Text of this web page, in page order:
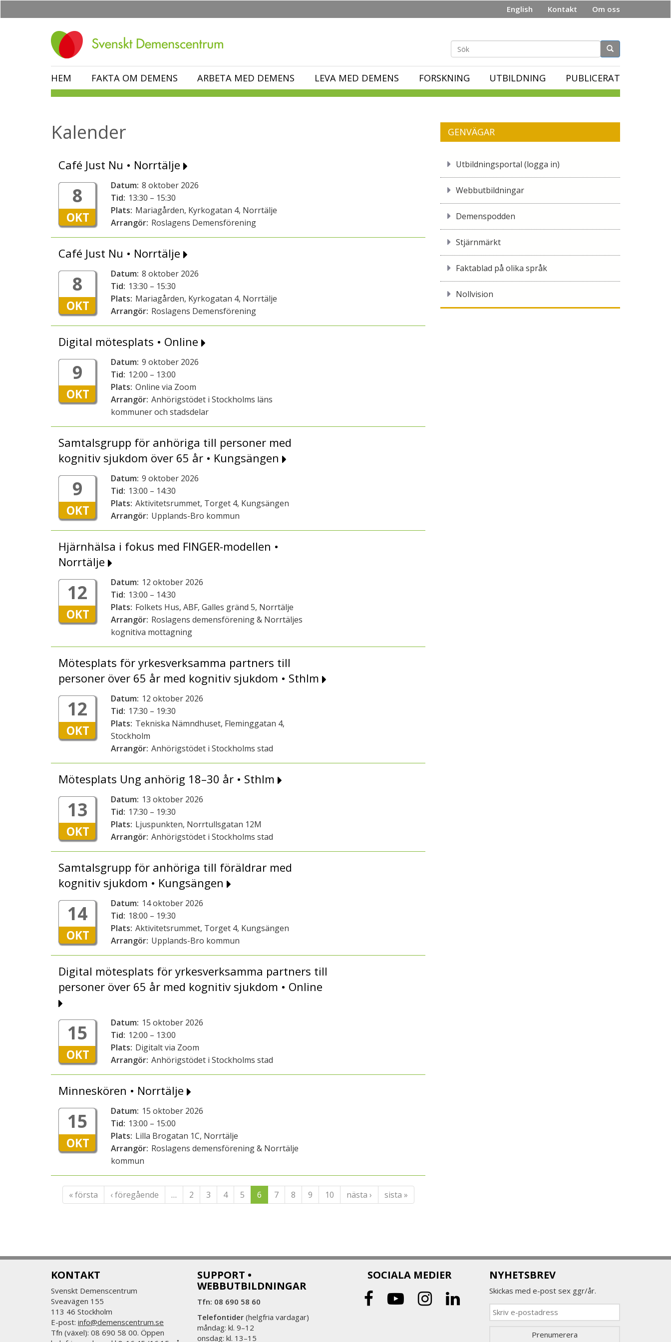
English Kontakt Om oss
Sökformulär
HEM FAKTA OM DEMENS ARBETA MED DEMENS LEVA MED DEMENS FORSKNING UTBILDNING PUBLICERAT
Kalender
Café Just Nu • Norrtälje
8
OKT
Datum: 8 oktober 2026
Tid: 13:30 – 15:30
Plats: Mariagården, Kyrkogatan 4, Norrtälje
Arrangör: Roslagens Demensförening
Café Just Nu • Norrtälje
8
OKT
Datum: 8 oktober 2026
Tid: 13:30 – 15:30
Plats: Mariagården, Kyrkogatan 4, Norrtälje
Arrangör: Roslagens Demensförening
Digital mötesplats • Online
9
OKT
Datum: 9 oktober 2026
Tid: 12:00 – 13:00
Plats: Online via Zoom
Arrangör: Anhörigstödet i Stockholms läns
kommuner och stadsdelar
Samtalsgrupp för anhöriga till personer med
kognitiv sjukdom över 65 år • Kungsängen
9
OKT
Datum: 9 oktober 2026
Tid: 13:00 – 14:30
Plats: Aktivitetsrummet, Torget 4, Kungsängen
Arrangör: Upplands-Bro kommun
Hjärnhälsa i fokus med FINGER-modellen •
Norrtälje
12
OKT
Datum: 12 oktober 2026
Tid: 13:00 – 14:30
Plats: Folkets Hus, ABF, Galles gränd 5, Norrtälje
Arrangör: Roslagens demensförening & Norrtäljes
kognitiva mottagning
Mötesplats för yrkesverksamma partners till
personer över 65 år med kognitiv sjukdom • Sthlm
12
OKT
Datum: 12 oktober 2026
Tid: 17:30 – 19:30
Plats: Tekniska Nämndhuset, Fleminggatan 4,
Stockholm
Arrangör: Anhörigstödet i Stockholms stad
Mötesplats Ung anhörig 18–30 år • Sthlm
13
OKT
Datum: 13 oktober 2026
Tid: 17:30 – 19:30
Plats: Ljuspunkten, Norrtullsgatan 12M
Arrangör: Anhörigstödet i Stockholms stad
Samtalsgrupp för anhöriga till föräldrar med
kognitiv sjukdom • Kungsängen
14
OKT
Datum: 14 oktober 2026
Tid: 18:00 – 19:30
Plats: Aktivitetsrummet, Torget 4, Kungsängen
Arrangör: Upplands-Bro kommun
Digital mötesplats för yrkesverksamma partners till
personer över 65 år med kognitiv sjukdom • Online
15
OKT
Datum: 15 oktober 2026
Tid: 12:00 – 13:00
Plats: Digitalt via Zoom
Arrangör: Anhörigstödet i Stockholms stad
Minneskören • Norrtälje
15
OKT
Datum: 15 oktober 2026
Tid: 13:00 – 15:00
Plats: Lilla Brogatan 1C, Norrtälje
Arrangör: Roslagens demensförening & Norrtälje
kommun
« första ‹ föregående … 2 3 4 5 6 7 8 9 10 nästa › sista »
GENVÄGAR
Utbildningsportal (logga in)
Webbutbildningar
Demenspodden
Stjärnmärkt
Faktablad på olika språk
Nollvision
KONTAKT
Svenskt Demenscentrum
Sveavägen 155
113 46 Stockholm
E-post: info@demenscentrum.se
Tfn (växel): 08 690 58 00. Öppen
SUPPORT •
WEBBUTBILDNINGAR
Tfn: 08 690 58 60
Telefontider(helgfria vardagar)
måndag: kl. 9–12
onsdag: kl. 13–15
SOCIALA MEDIER NYHETSBREV
Skickas med e-post sex ggr/år.